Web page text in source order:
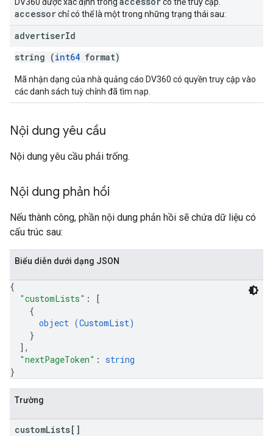
accessorchỉ có thể là một trong những trạng thái sau:
advertiserId
string (int64 format)
Mã nhận dạng của nhà quảng cáo DV360 có quyền truy cập vào
các danh sách tuỳ chỉnh đã tìm nạp.
Nội dung yêu cầu
Nội dung yêu cầu phải trống.
Nội dung phản hồi
Nếu thành công, phần nội dung phản hồi sẽ chứa dữ liệu có
cấu trúc sau:
Biểu diễn dưới dạng JSON
{
"customLists" :
[
{
object (CustomList)
}
] ,
"nextPageToken" : string
}
Trường
customLists[]